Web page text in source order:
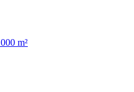
m²